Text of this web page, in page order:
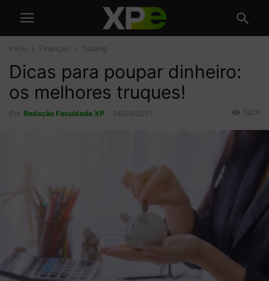
Início Finanças Trading
Dicas para poupar dinheiro:
os melhores truques!
Por Redação Faculdade XP 24/09/2021 5826